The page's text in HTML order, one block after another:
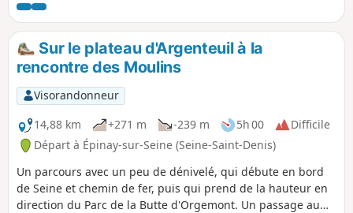
Sur le plateau d'Argenteuil à la
rencontre des Moulins
Visorandonneur
14,88 km
+271 m -239 m 5h 00
Difficile
Départ à Épinay-sur-Seine (Seine-Saint-Denis)
Un parcours avec un peu de dénivelé, qui débute en bord
de Seine et chemin de fer, puis qui prend de la hauteur en
direction du Parc de la Butte d'Orgemont. Un passage au